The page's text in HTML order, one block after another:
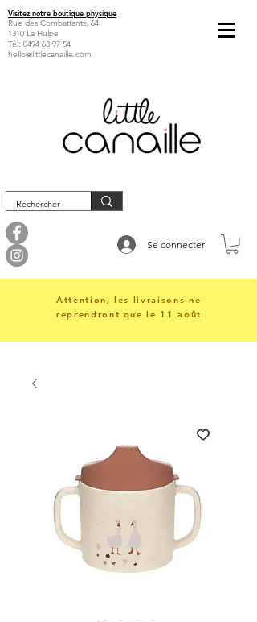
Visitez notre boutique physique
Rue des Combattants, 64
1310 La Hulpe
Tél: 0494 63 97 54
hello@littlecanaille.com
Se connecter
Attention, les livraisons ne
reprendront que le 11 août